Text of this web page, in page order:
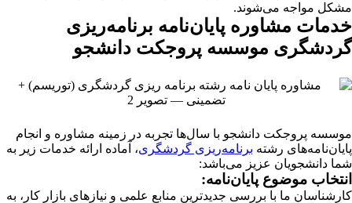
مشکل مواجه می‌شوند.
خدمات مشاوره پایان‌نامه برنامه‌ریزی
گردشگری موسسه پروجکت دانشجو
موسسه پروجکت دانشجو با سال‌ها تجربه در زمینه مشاوره و انجام
پایان‌نامه‌های رشته برنامه‌ریزی گردشگری، آماده ارائه خدمات زیر به
شما دانشجویان عزیز می‌باشد:
انتخاب موضوع پایان‌نامه:
کارشناسان ما با بررسی جدیدترین منابع علمی و نیازهای بازار کار، به